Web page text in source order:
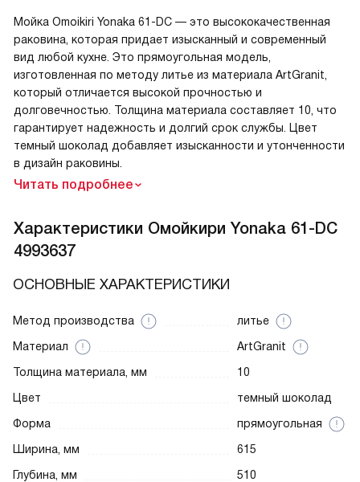
Мойка Omoikiri Yonaka 61-DC — это высококачественная
раковина, которая придает изысканный и современный
вид любой кухне. Это прямоугольная модель,
изготовленная по методу литье из материала ArtGranit,
который отличается высокой прочностью и
долговечностью. Толщина материала составляет 10, что
гарантирует надежность и долгий срок службы. Цвет
темный шоколад добавляет изысканности и утонченности
в дизайн раковины.
Читать подробнее
Характеристики Омойкири Yonaka 61-DC
4993637
ОСНОВНЫЕ ХАРАКТЕРИСТИКИ
Метод производства
литье
Материал
ArtGranit
Толщина материала, мм
10
Цвет
темный шоколад
Форма
прямоугольная
Ширина, мм
615
Глубина, мм
510